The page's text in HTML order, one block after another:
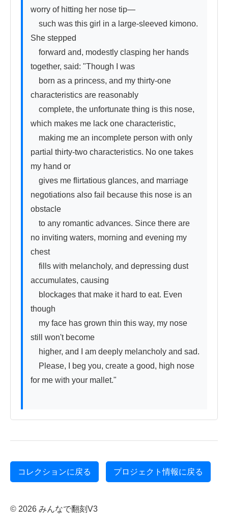
worry of hitting her nose tip—
such was this girl in a large-sleeved kimono.
She stepped
forward and, modestly clasping her hands
together, said: "Though I was
born as a princess, and my thirty-one
characteristics are reasonably
complete, the unfortunate thing is this nose,
which makes me lack one characteristic,
making me an incomplete person with only
partial thirty-two characteristics. No one takes
my hand or
gives me flirtatious glances, and marriage
negotiations also fail because this nose is an
obstacle
to any romantic advances. Since there are
no inviting waters, morning and evening my
chest
fills with melancholy, and depressing dust
accumulates, causing
blockages that make it hard to eat. Even
though
my face has grown thin this way, my nose
still won't become
higher, and I am deeply melancholy and sad.
Please, I beg you, create a good, high nose
for me with your mallet."
コレクションに戻る プロジェクト情報に戻る
© 2026 みんなで翻刻V3